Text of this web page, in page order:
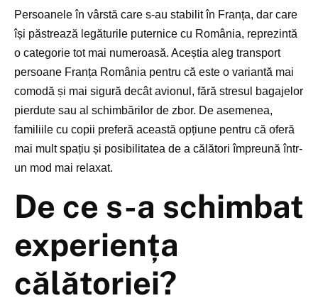
Persoanele în vârstă care s-au stabilit în Franța, dar care
își păstrează legăturile puternice cu România, reprezintă
o categorie tot mai numeroasă. Aceștia aleg transport
persoane Franța România pentru că este o variantă mai
comodă și mai sigură decât avionul, fără stresul bagajelor
pierdute sau al schimbărilor de zbor. De asemenea,
familiile cu copii preferă această opțiune pentru că oferă
mai mult spațiu și posibilitatea de a călători împreună într-
un mod mai relaxat.
De ce s-a schimbat
experiența
călătoriei?